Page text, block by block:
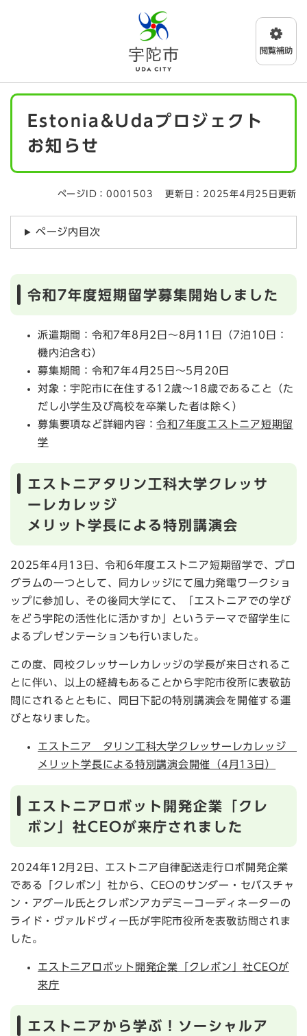
メニューを飛ばして本文へ
本
Estonia&Udaプロジェクト
お知らせ
ページID：0001503 更新日：2025年4月25日更新
ページ内目次
令和7年度短期留学募集開始しました
派遣期間：令和7年8月2日～8月11日（7泊10日：
機内泊含む）
募集期間：令和7年4月25日～5月20日
対象：宇陀市に在住する12歳～18歳であること（た
だし小学生及び高校を卒業した者は除く）
募集要項など詳細内容：令和7年度エストニア短期留
学
エストニアタリン工科大学クレッサ
ーレカレッジ
メリット学長による特別講演会
2025年4月13日、令和6年度エストニア短期留学で、プロ
グラムの一つとして、同カレッジにて風力発電ワークショ
ップに参加し、その後同大学にて、「エストニアでの学び
をどう宇陀の活性化に活かすか」というテーマで留学生に
よるプレゼンテーションも行いました。
この度、同校クレッサーレカレッジの学長が来日されるこ
とに伴い、以上の経緯もあることから宇陀市役所に表敬訪
問にされるとともに、同日下記の特別講演会を開催する運
びとなりました。
エストニア タリン工科大学クレッサーレカレッジ
メリット学長による特別講演会開催（4月13日）
エストニアロボット開発企業「クレ
ボン」社CEOが来庁されました
2024年12月2日、エストニア自律配送走行ロボ開発企業
である「クレボン」社から、CEOのサンダー・セバスチャ
ン・アグール氏とクレボンアカデミーコーディネーターの
ライド・ヴァルドヴィー氏が宇陀市役所を表敬訪問されま
した。
エストニアロボット開発企業「クレボン」社CEOが
来庁
エストニアから学ぶ！ソーシャルア